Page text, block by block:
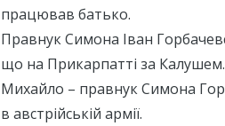
працював батько.
Правнук Симона Іван
що на Прикарпатті за Калушем.
Михайло – правнук Симона
в австрійській армії.